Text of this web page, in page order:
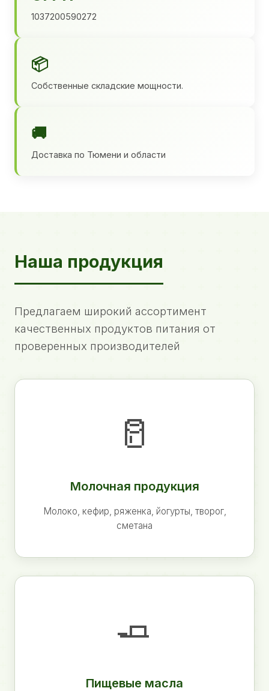
1037200590272
📦
Собственные складские мощности.
🚚
Доставка по Тюмени и области
Наша продукция
Предлагаем широкий ассортимент
качественных продуктов питания от
проверенных производителей
🥛
Молочная продукция
Молоко, кефир, ряженка, йогурты, творог,
сметана
🧈
Пищевые масла